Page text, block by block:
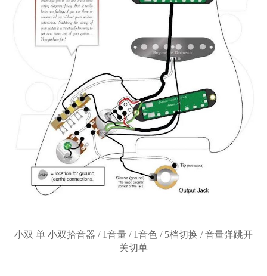
小双 单 小双拾音器 / 1音量 / 1音色 / 5档切换 / 音量弹跳开
关切单